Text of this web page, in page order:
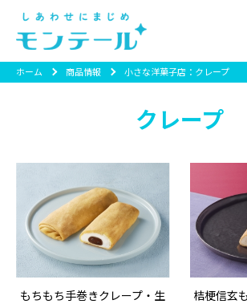
ホーム 商品情報 小さな洋菓子店：クレープ
クレープ
もちもち手巻きクレープ・生
桔梗信玄